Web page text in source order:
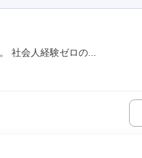
社会人経験ゼロの...